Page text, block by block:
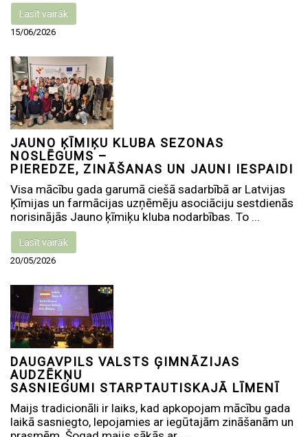
Lasīt vairāk
15/06/2026
JAUNO ĶĪMIĶU KLUBA SEZONAS
NOSLĒGUMS –
PIEREDZE, ZINĀŠANAS UN JAUNI IESPAIDI
Visa mācību gada garumā ciešā sadarbībā ar Latvijas
Ķīmijas un farmācijas uzņēmēju asociāciju sestdienās
norisinājās Jauno ķīmiķu kluba nodarbības. To ...
Lasīt vairāk
20/05/2026
DAUGAVPILS VALSTS ĢIMNĀZIJAS
AUDZĒKŅU
SASNIEGUMI STARPTAUTISKAJĀ LĪMENĪ
Maijs tradicionāli ir laiks, kad apkopojam mācību gada
laikā sasniegto, lepojamies ar iegūtajām zināšanām un